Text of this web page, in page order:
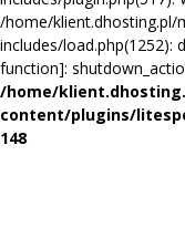
/home/klient.dhosting.pl/
includes/load.php(1252):
function]:
/home/
content/plugins/
148